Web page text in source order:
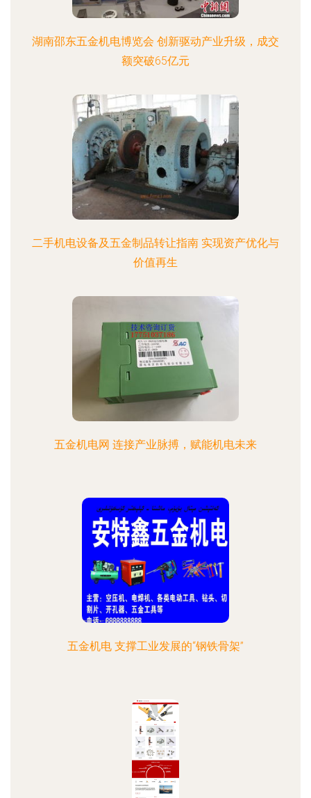
湖南邵东五金机电博览会 创新驱动产业升级，成交
额突破65亿元
二手机电设备及五金制品转让指南 实现资产优化与
价值再生
五金机电网 连接产业脉搏，赋能机电未来
五金机电 支撑工业发展的“钢铁骨架”